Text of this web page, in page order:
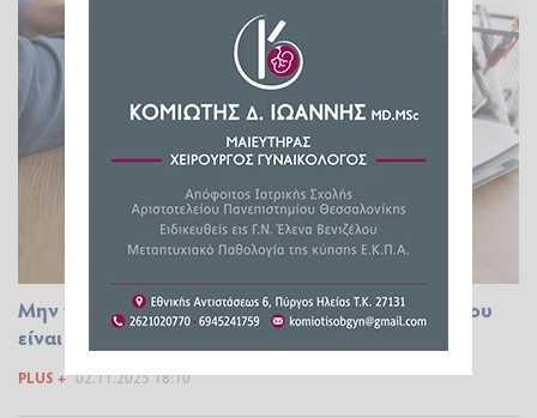
Μην τα αγνοήσεις: Τα 6 σημάδια ότι η δουλειά σου
είναι τοξική για την ψυχική σου υγεία
PLUS + 02.11.2025 18:10